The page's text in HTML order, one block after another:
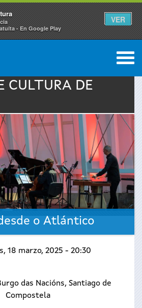
- En Google Play
VER
0
CULTURA DE
o Atlántico
18 marzo, 2025 - 20:30
das Nacións, Santiago de
Compostela